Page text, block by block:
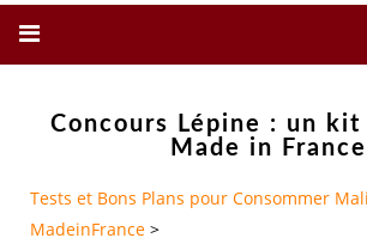
Concours Lépine : un kit
Made in France
Tests et Bons Plans pour Consommer
MadeinFrance >